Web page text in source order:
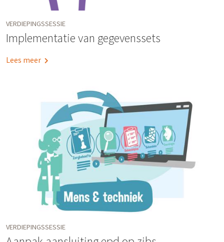
VERDIEPINGSSESSIE
Implementatie van gegevenssets
Lees meer
VERDIEPINGSSESSIE